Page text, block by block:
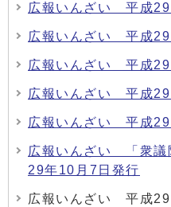
広報いんざい 平成
広報いんざい 平成
広報いんざい 平成
広報いんざい 平成
広報いんざい 平成
広報いんざい 「衆
29年10月7日発行
広報いんざい 平成